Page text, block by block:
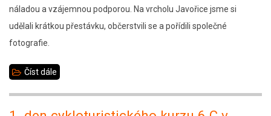
náladou a vzájemnou podporou. Na vrcholu Javořice jsme si
udělali krátkou přestávku, občerstvili se a pořídili společné
fotografie.
Číst dále